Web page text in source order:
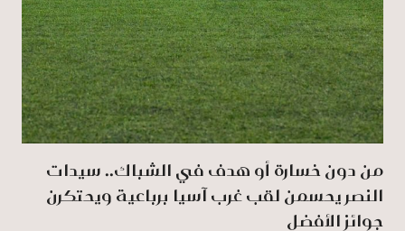
من دون خسارة أو هدف في الشباك.. سيدات
النصر يحسمن لقب غرب آسيا برباعية ويحتكرن
جوائز الأفضل